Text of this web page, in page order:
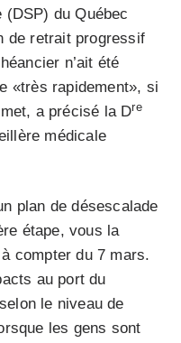
(DSP) du Québec
de retrait progressif
n’ait été
«très rapidement», si
a précisé la Dre
médicale
plan de désescalade
étape, vous la
compter du 7 mars.
au port du
le niveau de
les gens sont